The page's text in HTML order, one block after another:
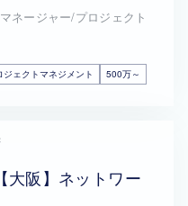
ネージャー/プロジェクト
ジェクトマネジメント 500万～
大阪】ネットワー